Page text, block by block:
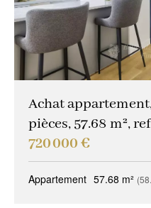
Achat
pièces, 57.68 m²,
720 000 €
Appartement 57.68 m²